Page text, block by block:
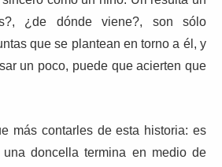
¿de dónde viene?, son sólo
que se plantean en torno a él, y
un poco, puede que acierten que
más contarles de esta historia: es
doncella termina en medio de